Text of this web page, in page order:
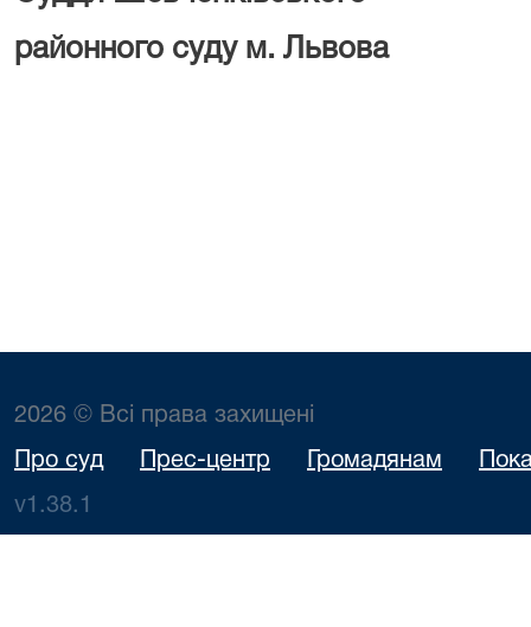
районного
2026 © Всі права захищені
Про суд Прес-центр Громадянам
v1.38.1